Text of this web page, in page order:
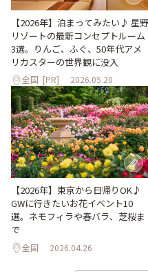
【2026年】泊まってみたい♪ 星野
リゾートの最新コンセプトルーム
3選。りんご、ふぐ、50年代アメ
リカスターの世界観に没入
全国 [PR] 2026.05.20
【2026年】東京から日帰りOK♪
GWに行きたいお花イベント10
選。ネモフィラや春バラ、芝桜ま
で
全国 2026.04.26